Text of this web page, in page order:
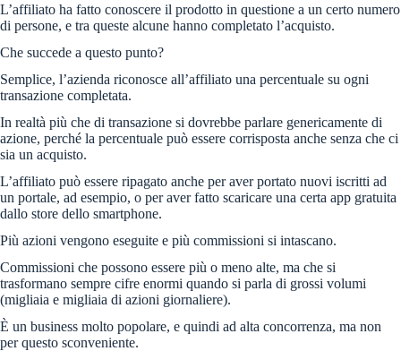
L’affiliato ha fatto conoscere il prodotto in questione a un certo numero
di persone, e tra queste alcune hanno completato l’acquisto.
Che succede a questo punto?
Semplice, l’azienda riconosce all’affiliato una percentuale su ogni
transazione completata.
In realtà più che di transazione si dovrebbe parlare genericamente di
azione, perché la percentuale può essere corrisposta anche senza che ci
sia un acquisto.
L’affiliato può essere ripagato anche per aver portato nuovi iscritti ad
un portale, ad esempio, o per aver fatto scaricare una certa app gratuita
dallo store dello smartphone.
Più azioni vengono eseguite e più commissioni si intascano.
Commissioni che possono essere più o meno alte, ma che si
trasformano sempre cifre enormi quando si parla di grossi volumi
(migliaia e migliaia di azioni giornaliere).
È un business molto popolare, e quindi ad alta concorrenza, ma non
per questo sconveniente.